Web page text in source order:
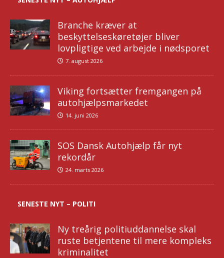
Branche kræver at
beskyttelseskøretøjer bliver
lovpligtige ved arbejde i nødsporet
7. august 2026
Viking fortsætter fremgangen på
autohjælpsmarkedet
14. juni 2026
SOS Dansk Autohjælp får nyt
rekordår
24. marts 2026
SENESTE NYT – POLITI
Ny treårig politiuddannelse skal
ruste betjentene til mere kompleks
kriminalitet